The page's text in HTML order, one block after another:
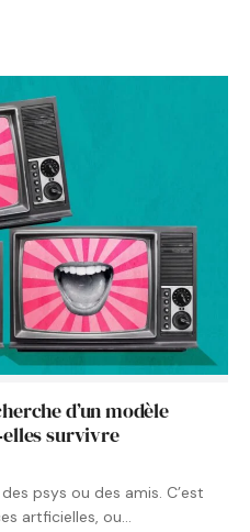
d’un modèle
survivre
psys ou des amis. C’est
artficielles, ou…